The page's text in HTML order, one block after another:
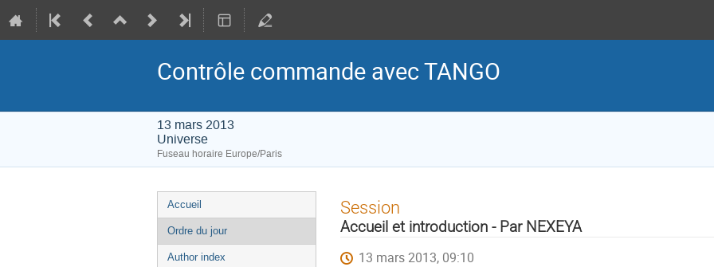
Contrôle commande avec TANGO
13 mars 2013
Universe
Fuseau horaire Europe/Paris
Menu
de
l'événement
Accueil
Ordre du jour
Author index
Session
Accueil et introduction - Par NEXEYA
13 mars 2013, 09:10